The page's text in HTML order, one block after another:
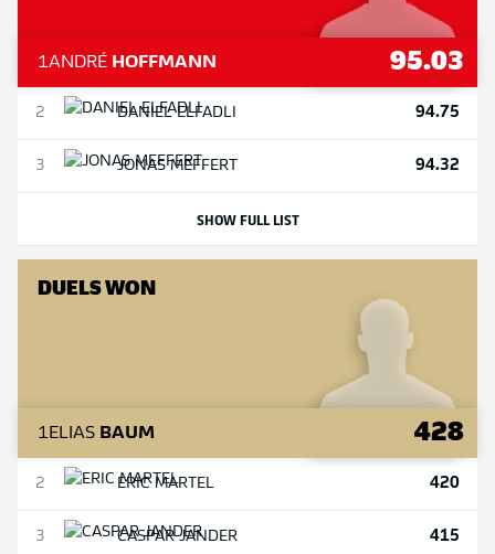
1ANDRÉ HOFFMANN 95.03
2 DANIELELFADLI 94.75
3 JONASMEFFERT 94.32
SHOW FULL LIST
DUELS WON
1ELIAS BAUM 428
2 ERICMARTEL 420
3 CASPARJANDER 415